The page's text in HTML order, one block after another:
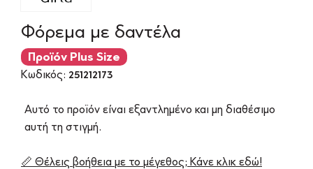
Φόρεμα με δαντέλα
Προϊόν Plus Size
Κωδικός: 251212173
Αυτό το προϊόν είναι εξαντλημένο και μη διαθέσιμο
αυτή τη στιγμή.
📏 Θέλεις βοήθεια με το μέγεθος; Κάνε κλικ εδώ!